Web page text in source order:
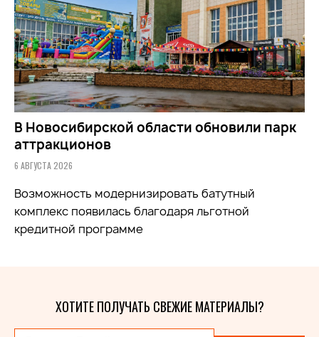
В Новосибирской области обновили парк
аттракционов
6 АВГУСТА 2026
Возможность модернизировать батутный
комплекс появилась благодаря льготной
кредитной программе
ХОТИТЕ ПОЛУЧАТЬ СВЕЖИЕ МАТЕРИАЛЫ?